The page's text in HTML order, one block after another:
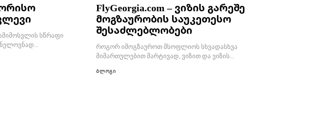
სწრაფი
FlyGeorgia.com – ვიზის გარეშე
მოგზაურობის საუკეთესო
შესაძლებლობები
როგორ იმოგზაუროთ მსოფლიოს სხვადასხვა
მიმართულებით მარტივად, ვიზით და ვიზის...
ბლოგი